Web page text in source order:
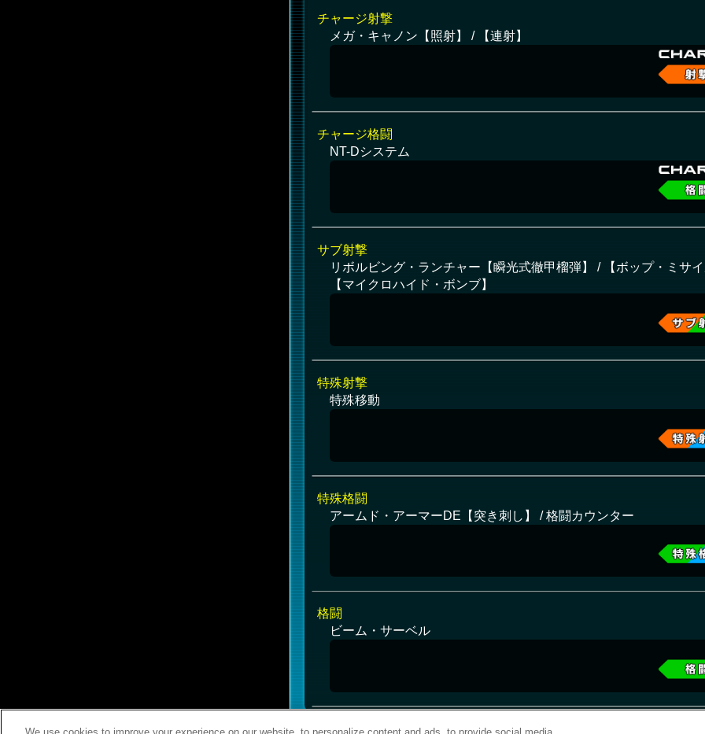
チャージ射撃
メガ・キャノン【照射】 / 【連射】
チャージ格闘
NT-Dシステム
サブ射撃
リボルビング・ランチャー【瞬光式徹甲榴弾】 / 【ボップ・ミサ
【マイクロハイド・ボンブ】
特殊射撃
特殊移動
特殊格闘
アームド・アーマーDE【突き刺し】 / 格闘カウンター
格闘
ビーム・サーベル